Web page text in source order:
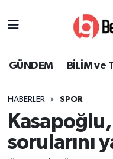
GÜNDEM BİLİM ve
HABERLER SPOR
sorularını
EKONOMİ
SPOR
Süper Lig Puan
Tüm Manşetler